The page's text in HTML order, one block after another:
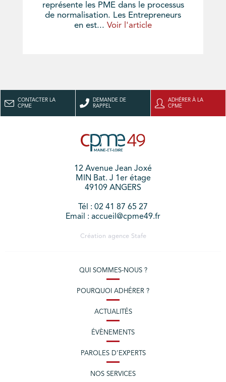
représente les PME dans le processus
de normalisation. Les Entrepreneurs
en est... Voir l'article
CONTACTER LA
CPME
DEMANDE DE
RAPPEL
ADHÉRER À LA
CPME
12 Avenue Jean Joxé
MIN Bat. J 1er étage
49109 ANGERS
Tél : 02 41 87 65 27
Email : accueil@cpme49.fr
Création agence Stafe
QUI SOMMES-NOUS ?
POURQUOI ADHÉRER ?
ACTUALITÉS
ÉVÈNEMENTS
PAROLES D’EXPERTS
NOS SERVICES